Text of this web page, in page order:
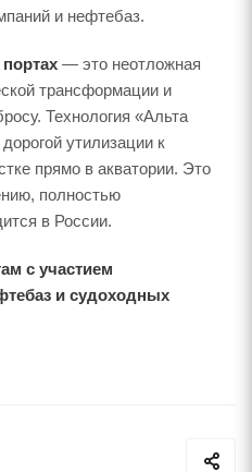
и нефтебаз.
— это неотложная
трансформации и
Технология «Альта
утилизации к
прямо в акватории. Это
полностью
в России.
с участием
и судоходных